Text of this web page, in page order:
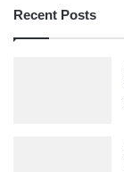
Recent Posts